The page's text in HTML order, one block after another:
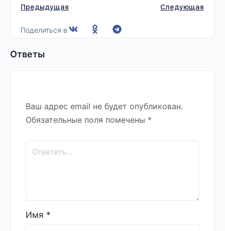
Предыдущая Следующая
Поделиться в
Ответы
Ваш адрес email не будет опубликован.
Обязательные поля помечены *
Имя *